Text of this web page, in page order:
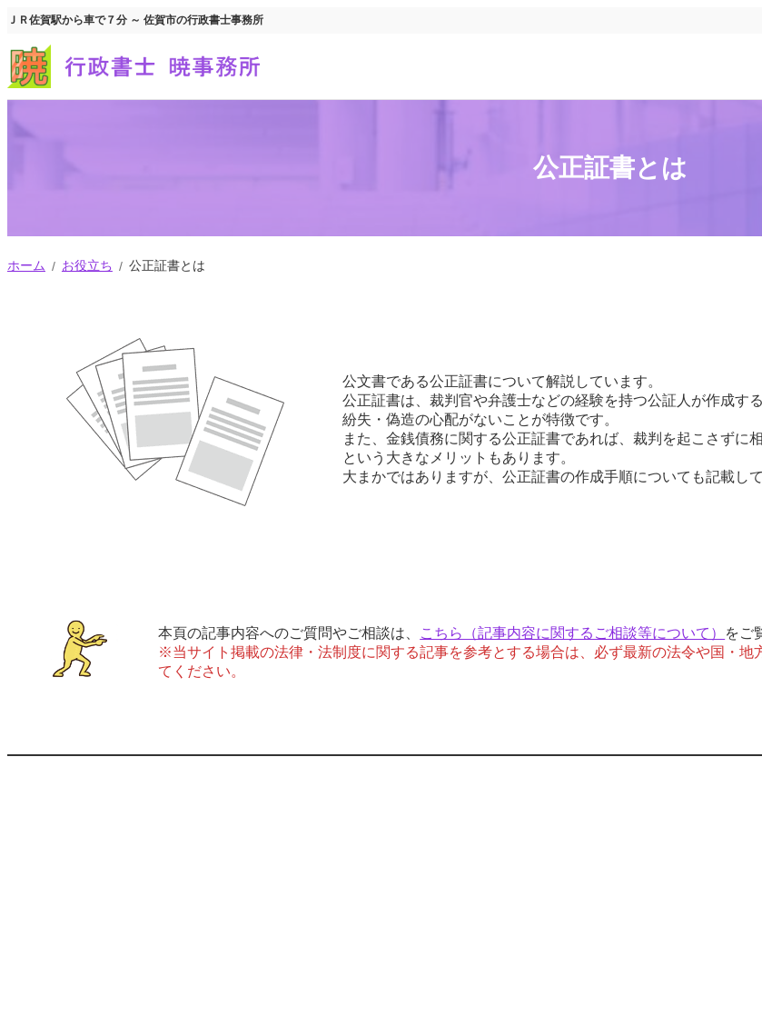
内
を
ス
キ
ＪＲ佐賀駅から車で７分 ～ 佐賀市の行政書士事務所
公正証書とは
ホーム お役立ち 公正証書とは
公文書である公正証書について解説しています。
公正証書は、裁判官や弁護士などの経験を持つ公証人が作成す
紛失・偽造の心配がないことが特徴です。
また、金銭債務に関する公正証書であれば、裁判を起こさずに
という大きなメリットもあります。
大まかではありますが、公正証書の作成手順についても記載して
本頁の記事内容へのご質問やご相談は、 こちら（記事内容に関するご相談等について）
をご
※当サイト掲載の法律・法制度に関する記事を参考とする場合は、必ず最新の法令や国・地
てください。